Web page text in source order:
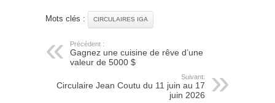
Mots clés : CIRCULAIRES IGA
Précédent :
Gagnez une cuisine de rêve d’une
valeur de 5000 $
Suivant:
Circulaire Jean Coutu du 11 juin au 17
juin 2026